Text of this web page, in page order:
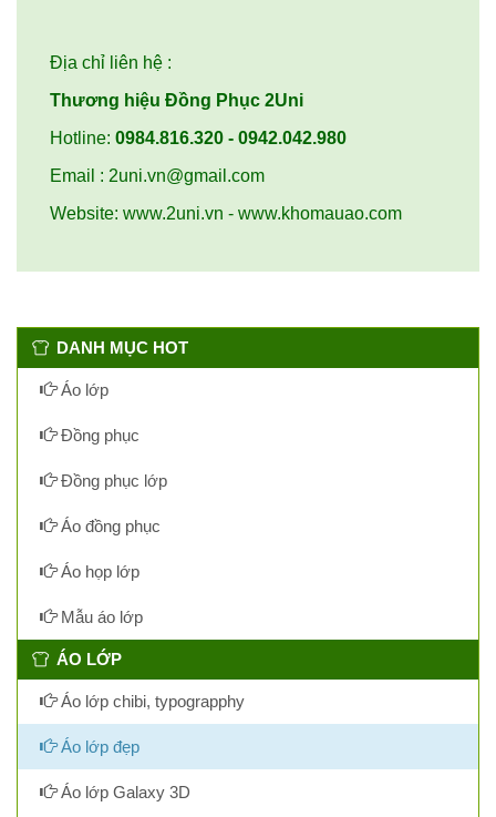
Địa chỉ liên hệ :
Thương hiệu Đồng Phục 2Uni
Hotline: 0984.816.320 - 0942.042.980
Email : 2uni.vn@gmail.com
Website: www.2uni.vn - www.khomauao.com
DANH MỤC HOT
Áo lớp
Đồng phục
Đồng phục lớp
Áo đồng phục
Áo họp lớp
Mẫu áo lớp
ÁO LỚP
Áo lớp chibi, typograpphy
Áo lớp đẹp
Áo lớp Galaxy 3D